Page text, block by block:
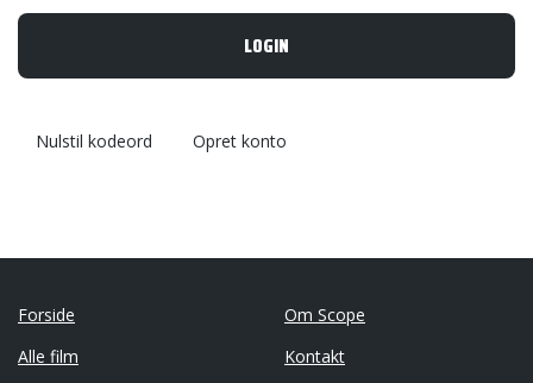
2020
Nulstil kodeord Opret konto
Forside
Alle film
Om Scope
Kontakt